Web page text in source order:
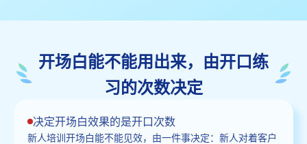
开场白能不能用出来，由开口练
习的次数决定
决定开场白效果的是开口次数
新人培训开场白能不能见效，由一件事决定：新人对着客户